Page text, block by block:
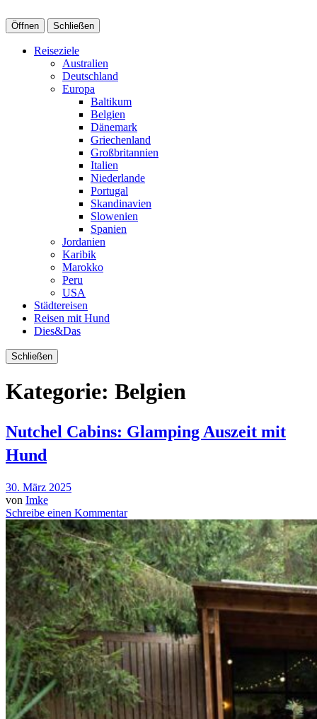
Öffnen Schließen
Reiseziele
Australien
Deutschland
Europa
Baltikum
Belgien
Dänemark
Griechenland
Großbritannien
Italien
Niederlande
Portugal
Skandinavien
Slowenien
Spanien
Jordanien
Karibik
Marokko
Peru
USA
Städtereisen
Reisen mit Hund
Dies&Das
Schließen
Kategorie: Belgien
Nutchel Cabins: Glamping Auszeit mit
Hund
30. März 2025
von Imke
Schreibe einen Kommentar